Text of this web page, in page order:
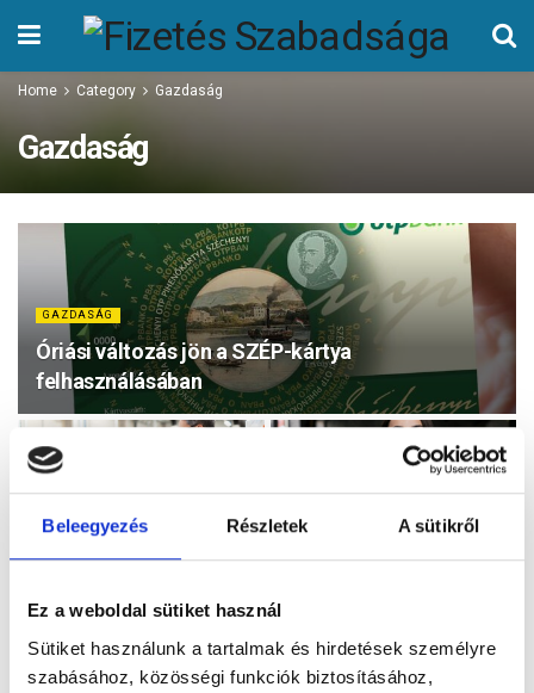
Beleegyezés Részletek A sütikről
Ez a weboldal sütiket használ
Sütiket használunk a tartalmak és hirdetések személyre
szabásához, közösségi funkciók biztosításához,
Home Category Gazdaság
Gazdaság
GAZDASÁG
Óriási változás jön a SZÉP-kártya
felhasználásában
GAZDASÁG
Magyarországon 2026-
ban?
A 2026-ös kisvállalkozói
trendek: Mire készüljünk?
Feltöltés alatt